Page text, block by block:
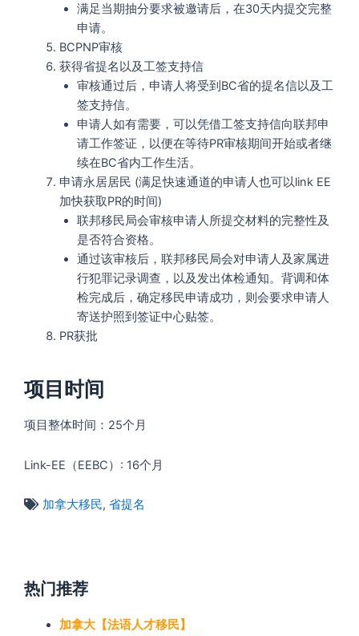
满足当期抽分要求被邀请后，在30天内提交完整
申请。
BCPNP审核
获得省提名以及工签支持信
审核通过后，申请人将受到BC省的提名信以及工
签支持信。
申请人如有需要，可以凭借工签支持信向联邦申
请工作签证，以便在等待PR审核期间开始或者继
续在BC省内工作生活。
申请永居居民 (满足快速通道的申请人也可以link EE
加快获取PR的时间)
联邦移民局会审核申请人所提交材料的完整性及
是否符合资格。
通过该审核后，联邦移民局会对申请人及家属进
行犯罪记录调查，以及发出体检通知。背调和体
检完成后，确定移民申请成功，则会要求申请人
寄送护照到签证中心贴签。
PR获批
项目时间
项目整体时间：25个月
Link-EE（EEBC）: 16个月
加拿大移民,省提名
热门推荐
加拿大【法语人才移民】